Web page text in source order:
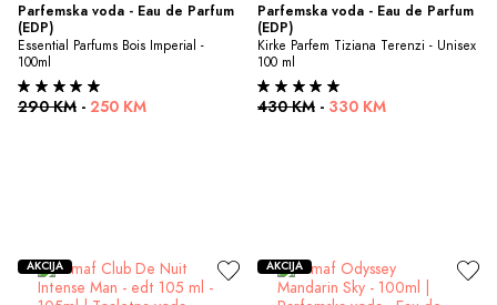
Parfemska voda - Eau de Parfum
(EDP)
Essential Parfums Bois Imperial -
100ml
290 KM - 250 KM
Parfemska voda - Eau de Parfum
(EDP)
Kirke Parfem Tiziana Terenzi - Unisex
100 ml
430 KM - 330 KM
AKCIJA AKCIJA